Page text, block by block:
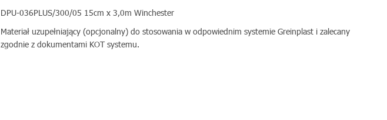
DPU-036PLUS/300/05 15cm x 3,0m Winchester
Materiał uzupełniający (opcjonalny) do stosowania w odpowiednim systemie Greinplast i zalecany
zgodnie z dokumentami KOT systemu.